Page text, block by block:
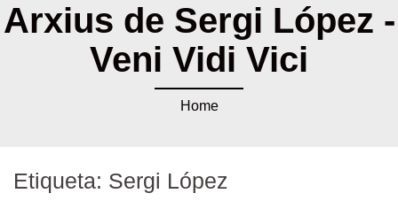
Arxius de Sergi López -
Veni Vidi Vici
Home
Etiqueta: Sergi López